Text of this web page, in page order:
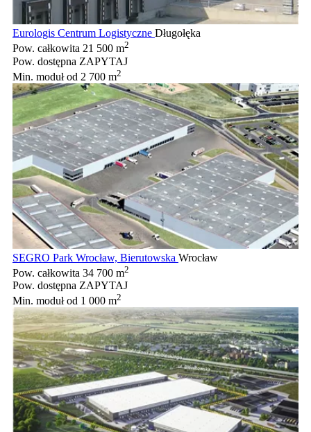
Eurologis Centrum Logistyczne Długołęka
Pow. całkowita 21 500 m2
Pow. dostępna ZAPYTAJ
Min. modułod 2 700 m2
SEGRO Park Wrocław, Bierutowska Wrocław
Pow. całkowita 34 700 m2
Pow. dostępna ZAPYTAJ
Min. modułod 1 000 m2